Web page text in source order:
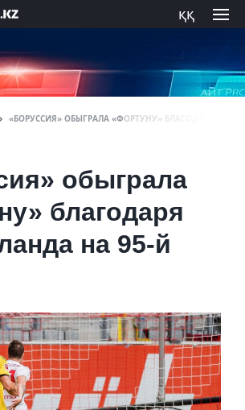
ққ
«БОРУССИЯ» ОБЫГРАЛА «ФОРТУНУ» БЛАГОДАРЯ
обыграла
благодаря
на 95-й